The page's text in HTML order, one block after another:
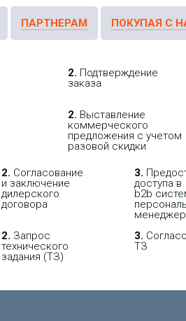
ПАРТНЕРАМ ПОКУПАЯ С
2. Подтверждение
заказа
2. Выставление
коммерческого
предложения с учетом
разовой скидки
2. Согласование
и заключение
дилерского
договора
3.
доступа в
b2b
2. Запрос
технического
задания (ТЗ)
3.
ТЗ